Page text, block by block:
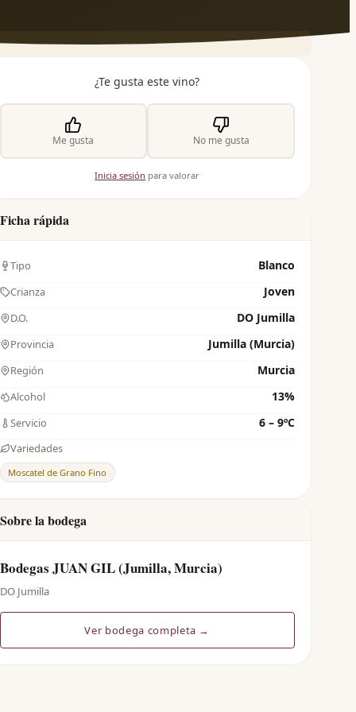
¿Te gusta este vino?
Me gusta No me gusta
Inicia sesión para valorar
Ficha rápida
Tipo Blanco
Crianza Joven
D.O. DO Jumilla
Provincia Jumilla (Murcia)
Región Murcia
Alcohol 13%
Servicio 6 – 9ºC
Variedades
Moscatel de Grano Fino
Sobre la bodega
Bodegas JUAN GIL (Jumilla, Murcia)
DO Jumilla
Ver bodega completa →